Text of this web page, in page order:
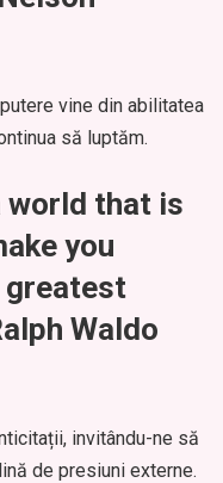
vine din abilitatea
să luptăm.
world that is
you
greatest
Waldo
invitându-ne să
de presiuni externe.